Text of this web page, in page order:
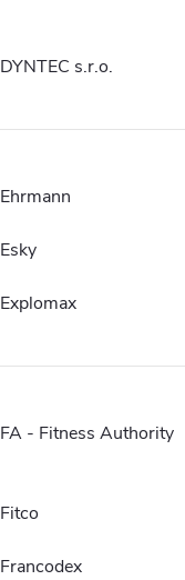
DYNTEC s.r.o.
Ehrmann
Esky
Explomax
FA - Fitness Authority
Fitco
Francodex